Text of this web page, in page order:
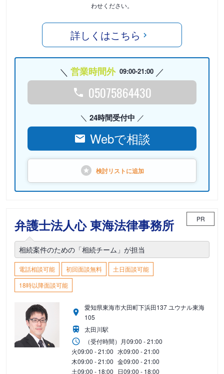
わせください。
詳しくはこちら
営業時間外 09:00-21:00
05075864430
24時間受付中
Webで相談
検討リストに追加
弁護士法人心 東海法律事務所 PR
相続案件のための「相続チーム」が担当
電話相談可能 初回面談無料
土日面談可能
18時以降面談可能
愛知県東海市大田町下浜田137 ユウナル東海
105
太田川駅
（受付時間） 月09:00 - 21:00
火09:00 - 21:00 水09:00 - 21:00
木09:00 - 21:00 金09:00 - 21:00
土09:00 - 18:00 日09:00 - 18:00